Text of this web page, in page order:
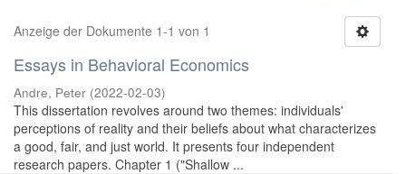
Anzeige der Dokumente 1-1 von 1
Essays in Behavioral Economics
Andre, Peter (2022-02-03)
This dissertation revolves around two themes: individuals'
perceptions of reality and their beliefs about what characterizes
a good, fair, and just world. It presents four independent
research papers. Chapter 1 ("Shallow ...